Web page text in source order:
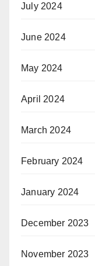
July 2024
June 2024
May 2024
April 2024
March 2024
February 2024
January 2024
December 2023
November 2023